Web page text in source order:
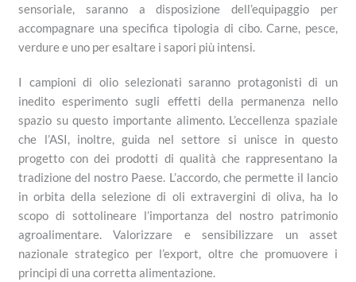
sensoriale, saranno a disposizione dell’equipaggio per
accompagnare una specifica tipologia di cibo. Carne, pesce,
verdure e uno per esaltare i sapori più intensi.
I campioni di olio selezionati saranno protagonisti di un
inedito esperimento sugli effetti della permanenza nello
spazio su questo importante alimento. L’eccellenza spaziale
che l’ASI, inoltre, guida nel settore si unisce in questo
progetto con dei prodotti di qualità che rappresentano la
tradizione del nostro Paese. L’accordo, che permette il lancio
in orbita della selezione di oli extravergini di oliva, ha lo
scopo di sottolineare l’importanza del nostro patrimonio
agroalimentare. Valorizzare e sensibilizzare un asset
nazionale strategico per l’export, oltre che promuovere i
principi di una corretta alimentazione.